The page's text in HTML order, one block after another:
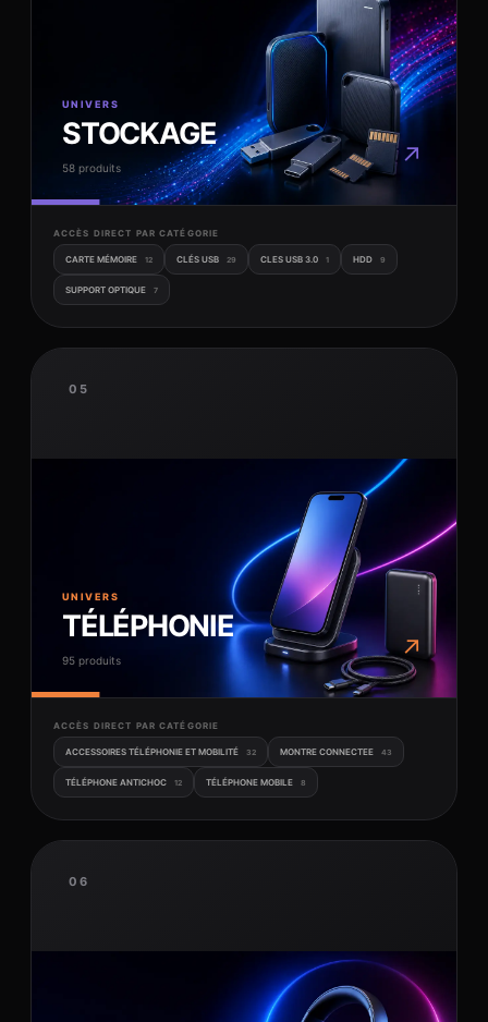
UNIVERS
STOCKAGE
58 produits ↗
ACCÈS DIRECT PAR CATÉGORIE
CARTE MÉMOIRE 12 CLÉS USB 29 CLES USB 3.0 1 HDD 9
SUPPORT OPTIQUE 7
05
UNIVERS
TÉLÉPHONIE
95 produits ↗
ACCÈS DIRECT PAR CATÉGORIE
ACCESSOIRES TÉLÉPHONIE ET MOBILITÉ 32 MONTRE CONNECTEE 43
TÉLÉPHONE ANTICHOC 12 TÉLÉPHONE MOBILE 8
06